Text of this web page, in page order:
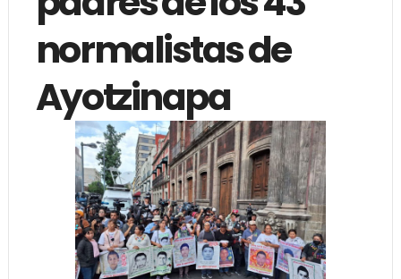
normalistas de
Ayotzinapa